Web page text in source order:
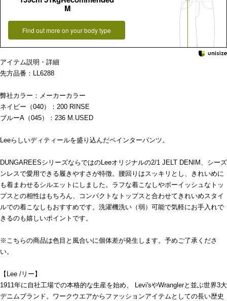
M
Find out more on your body type
アイテム説明・詳細
先方品番：LL6288
弊社カラー：メーカーカラー
ネイビー（040）：200 RINSE
ブルーA（045）：236 M.USED
Leeらしいディティールを盛り込んだペインターパンツ。
DUNGAREESシリーズならではのLeeオリジナルの2/1 JELT DENIM、シーズ
ンレスで愛用できる履きやすさが特徴。腰回りはスッキリとし、きれいめに
も着まわせるシルエットにしました。ラフな着こなしやボーイッシュなトッ
プスとの相性はもちろん、コンパクトなトップスと合わせてきれいめスタイ
ルでの着こなしもおすすめです。洗濯機洗い（弱）可能で気軽にお手入れで
きるのも嬉しいポイントです。
※こちらの商品は色目と風合いに個体差が発生します。予めご了承くださ
い。
【Lee /リー】
1911年に自社工場での本格的な生産を始め、 Levi'sやWranglerと並ぶ世界3大
デニムブランド。ワークウエアからファッションアイテムとしての長い歴史